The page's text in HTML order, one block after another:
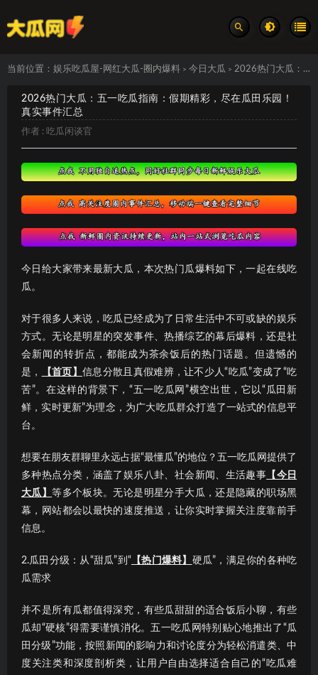
当前位置： 娱乐吃瓜屋-网红大瓜-圈内爆料 > 今日大瓜 > 2026热门大瓜：五一吃瓜指南：假期精彩，尽在瓜田乐园！ 真实事件汇总
2026热门大瓜：五一吃瓜指南：假期精彩，尽在瓜田乐园！
真实事件汇总
作者 : 吃瓜闲谈官
今日给大家带来最新大瓜，本次热门瓜爆料如下，一起在线吃
瓜。
对于很多人来说，吃瓜已经成为了日常生活中不可或缺的娱乐
方式。无论是明星的突发事件、热播综艺的幕后爆料，还是社
会新闻的转折点，都能成为茶余饭后的热门话题。但遗憾的
是，
【首页】 信息分散且真假难辨，让不少人“吃瓜”变成了“吃
苦”。在这样的背景下，“五一吃瓜网”横空出世，它以“瓜田新
鲜，实时更新”为理念，为广大吃瓜群众打造了一站式的信息平
台。
想要在朋友群聊里永远占据“最懂瓜”的地位？五一吃瓜网提供了
多种热点分类，涵盖了娱乐八卦、社会新闻、生活趣事 【今日
大瓜】等多个板块。无论是明星分手大瓜，还是隐藏的职场黑
幕，网站都会以最快的速度推送，让你实时掌握关注度靠前手
信息。
2.瓜田分级：从“甜瓜”到“ 【热门爆料】 硬瓜”，满足你的各种吃
瓜需求
并不是所有瓜都值得深究，有些瓜甜甜的适合饭后小聊，有些
瓜却“硬核”得需要谨慎消化。五一吃瓜网特别贴心地推出了“瓜
田分级”功能，按照新闻的影响力和讨论度分为轻松消遣类、中
度关注类和深度剖析类，让用户自由选择适合自己的“吃瓜难